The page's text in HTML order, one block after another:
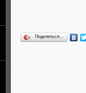
Поделиться…